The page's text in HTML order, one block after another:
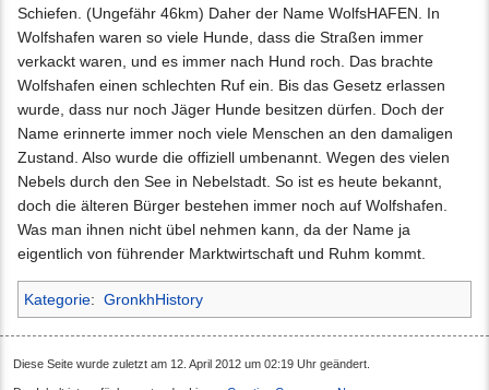
Schiefen. (Ungefähr 46km) Daher der Name WolfsHAFEN. In
Wolfshafen waren so viele Hunde, dass die Straßen immer
verkackt waren, und es immer nach Hund roch. Das brachte
Wolfshafen einen schlechten Ruf ein. Bis das Gesetz erlassen
wurde, dass nur noch Jäger Hunde besitzen dürfen. Doch der
Name erinnerte immer noch viele Menschen an den damaligen
Zustand. Also wurde die offiziell umbenannt. Wegen des vielen
Nebels durch den See in Nebelstadt. So ist es heute bekannt,
doch die älteren Bürger bestehen immer noch auf Wolfshafen.
Was man ihnen nicht übel nehmen kann, da der Name ja
eigentlich von führender Marktwirtschaft und Ruhm kommt.
Kategorie: GronkhHistory
Diese Seite wurde zuletzt am 12. April 2012 um 02:19 Uhr geändert.